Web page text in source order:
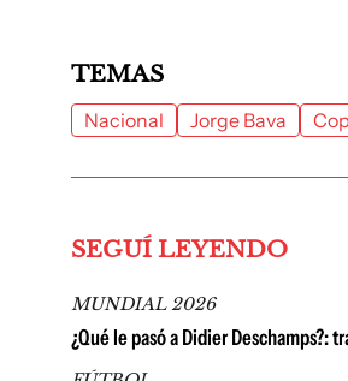
TEMAS
Nacional Jorge Bava
SEGUÍ LEYENDO
MUNDIAL 2026
¿Qué le pasó a Didier Deschamps?: